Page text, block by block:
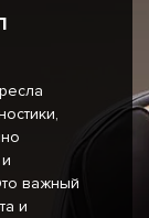
важный
и